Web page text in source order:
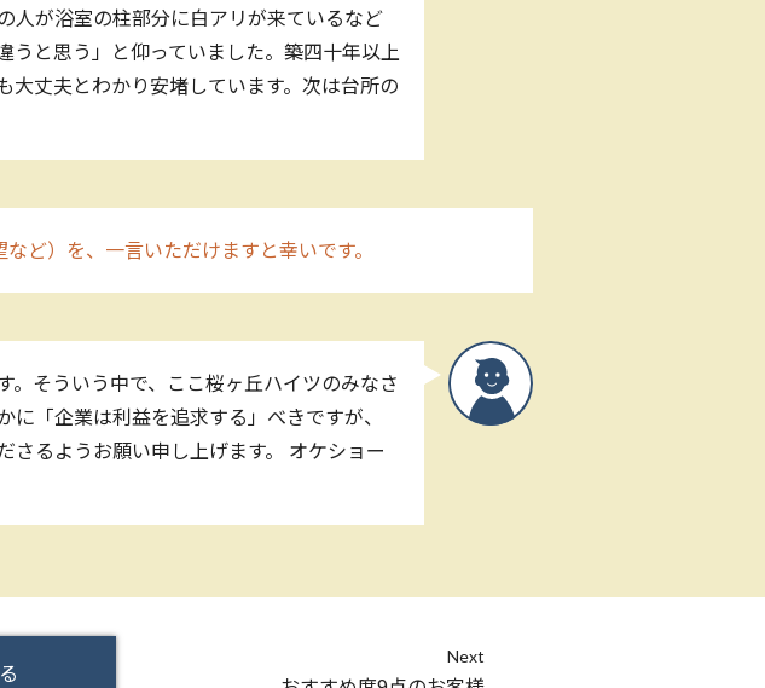
人が浴室の柱部分に白アリが来ているなど
うと思う」と仰っていました。築四十年以上
丈夫とわかり安堵しています。次は台所の
ど）を、一言いただけますと幸いです。
そういう中で、ここ桜ヶ丘ハイツのみなさ
「企業は利益を追求する」べきですが、
るようお願い申し上げます。 オケショー
Next